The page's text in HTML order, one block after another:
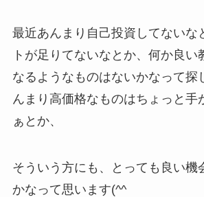
最近あんまり自己投資してないな
トが足りてないなとか、何か良い
なるようなものはないかなって探
んまり高価格なものはちょっと手
ぁとか、
そういう方にも、とっても良い機
かなって思います(^^